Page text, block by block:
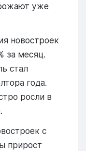
уже
новостроек
за месяц.
стал
года.
росли в
с
прирост